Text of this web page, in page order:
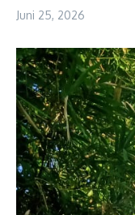
Juni 25, 2026